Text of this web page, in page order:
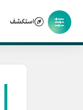
استكشف